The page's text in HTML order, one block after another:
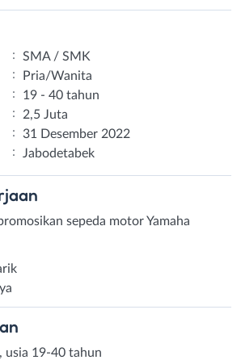
:
SMA / SMK
:
Pria/Wanita
:
19 - 40 tahun
:
2,5 Juta
:
31 Desember 2022
: Jabodetabek
sepeda motor Yamaha
usia 19-40 tahun